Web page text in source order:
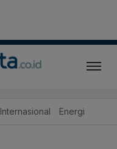
Internasional Energi